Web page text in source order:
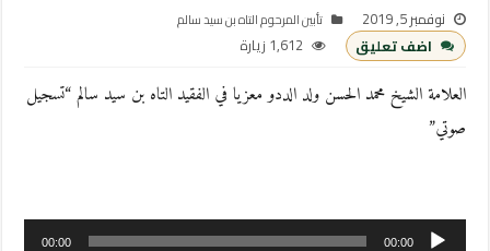
نوفمبر 5, 2019 تأبين المرحوم التاه بن سيد سالم
اضف تعليق 1,612 زيارة
العلامة الشيخ محمد الحسن ولد الددو معزيا في الفقيد التاه بن سيد سالم “تسجيل
صوتي”
مشغل
00:00
00:00